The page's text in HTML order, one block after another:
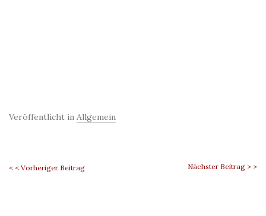
Veröffentlicht in Allgemein
< < Vorheriger Beitrag Nächster Beitrag > >